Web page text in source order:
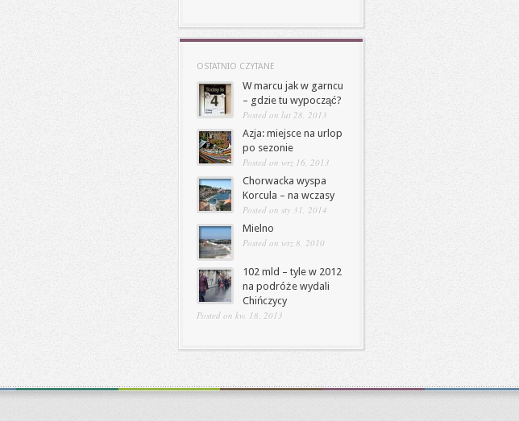
OSTATNIO CZYTANE
W marcu jak w garncu
– gdzie tu wypocząć?
Posted on lut 28, 2013
Azja: miejsce na urlop
po sezonie
Posted on wrz 16, 2013
Chorwacka wyspa
Korcula – na wczasy
Posted on sty 31, 2014
Mielno
Posted on wrz 8, 2010
102 mld – tyle w 2012
na podróże wydali
Chińczycy
Posted on kw. 18, 2013